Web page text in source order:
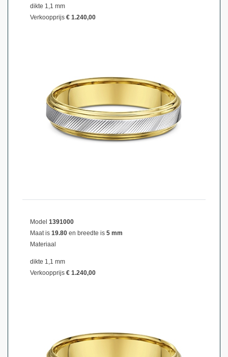
dikte 1,1 mm
Verkoopprijs € 1.240,00
Model 1391000
Maat is 19.80 en breedte is 5 mm
Materiaal
dikte 1,1 mm
Verkoopprijs € 1.240,00